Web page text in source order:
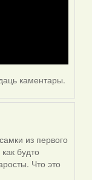
каментары.
из первого
будто
Что это